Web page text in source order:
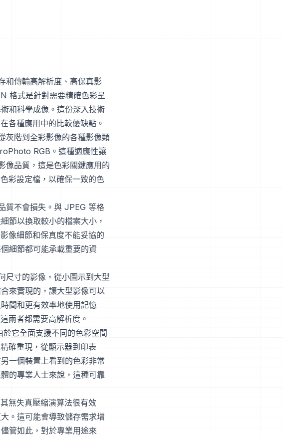
和傳輸高解析度、高保真影
格式是針對需要精確色彩呈
和科學成像。這份深入技術
各種應用中的比較優缺點。
灰階到全彩影像的各種影像類
RGB。這種適應性讓
像品質，這是色彩關鍵應用的
彩設定檔，以確保一致的色
質不會損失。與 JPEG 等格
節以換取較小的檔案大小，
像細節和保真度不能妥協的
細節都可能承載重要的資
尺寸的影像，從小圖示到大型
來實現的，讓大型影像可以
間和更有效率地使用記憶
兩者都需要高解析度。
它全面支援不同的色彩空間
確重現，從顯示器到印表
一個裝置上看到的色彩非常
的專業人士來說，這種可靠
無失真壓縮演算法很有效
。這可能會導致儲存需求增
管如此，對於專業用途來